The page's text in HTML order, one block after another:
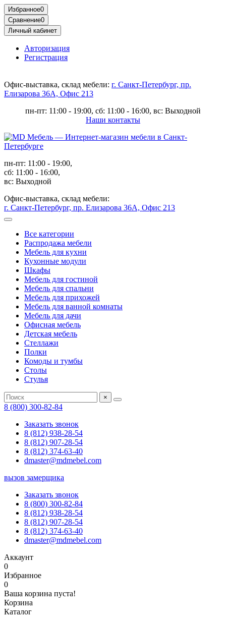
Избранное0
Сравнение0
Личный кабинет
Авторизация
Регистрация
Офис-выставка, склад мебели: г. Санкт-Петербург, пр.
Елизарова 36А, Офис 213
пн-пт: 11:00 - 19:00, сб: 11:00 - 16:00, вс: Выходной
Наши контакты
пн-пт: 11:00 - 19:00,
сб: 11:00 - 16:00,
вс: Выходной
Офис-выставка, склад мебели:
г. Санкт-Петербург, пр. Елизарова 36А, Офис 213
Все категории
Распродажа мебели
Мебель для кухни
Кухонные модули
Шкафы
Мебель для гостиной
Мебель для спальни
Мебель для прихожей
Мебель для ванной комнаты
Мебель для дачи
Офисная мебель
Детская мебель
Стеллажи
Полки
Комоды и тумбы
Столы
Стулья
×
8 (800) 300-82-84
Заказать звонок
8 (812) 938-28-54
8 (812) 907-28-54
8 (812) 374-63-40
dmaster@mdmebel.com
вызов замерщика
Заказать звонок
8 (800) 300-82-84
8 (812) 938-28-54
8 (812) 907-28-54
8 (812) 374-63-40
dmaster@mdmebel.com
Аккаунт
0
Избранное
0
Ваша корзина пуста!
Корзина
Каталог